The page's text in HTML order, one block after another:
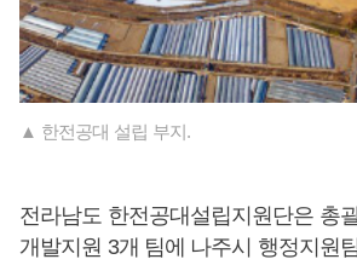
▲ 한전공대 설립 부지.
전라남도 한전공대설립지원단은 총
개발지원 3개 팀에 나주시 행정지원